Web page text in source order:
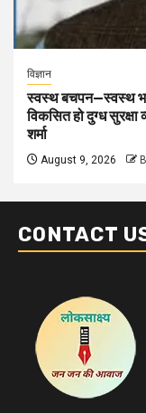
विज्ञान
स्वस्थ बचपन—स्वस्थ
विकसित हो दुग्ध
शर्मा
August 9, 2026
CONTACT